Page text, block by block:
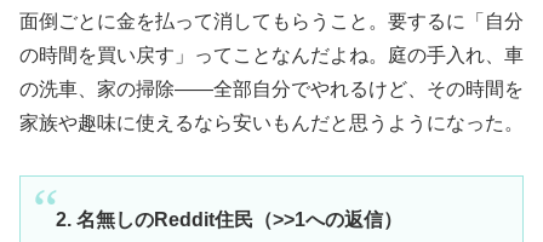
面倒ごとに金を払って消してもらうこと。要するに「自分
の時間を買い戻す」ってことなんだよね。庭の手入れ、車
の洗車、家の掃除――全部自分でやれるけど、その時間を
家族や趣味に使えるなら安いもんだと思うようになった。
2. 名無しのReddit住民（>>1への返信）